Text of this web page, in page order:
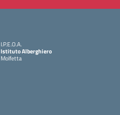
I.P.E.O.A.
Istituto Alberghiero
Molfetta